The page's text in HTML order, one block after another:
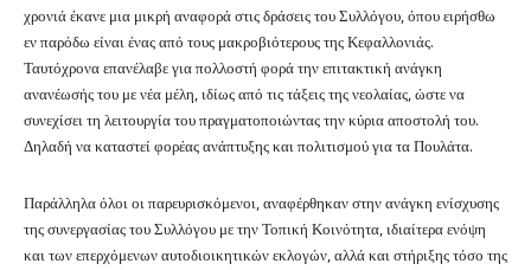
χρονιά έκανε μια μικρή αναφορά στις δράσεις του Συλλόγου, όπου ειρήσθω
εν παρόδω είναι ένας από τους μακροβιότερους της Κεφαλλονιάς.
Ταυτόχρονα επανέλαβε για πολλοστή φορά την επιτακτική ανάγκη
ανανέωσής του με νέα μέλη, ιδίως από τις τάξεις της νεολαίας, ώστε να
συνεχίσει τη λειτουργία του πραγματοποιώντας την κύρια αποστολή του.
Δηλαδή να καταστεί φορέας ανάπτυξης και πολιτισμού για τα Πουλάτα.
Παράλληλα όλοι οι παρευρισκόμενοι, αναφέρθηκαν στην ανάγκη ενίσχυσης
της συνεργασίας του Συλλόγου με την Τοπική Κοινότητα, ιδιαίτερα ενόψη
και των επερχόμενων αυτοδιοικητικών εκλογών, αλλά και στήριξης τόσο της